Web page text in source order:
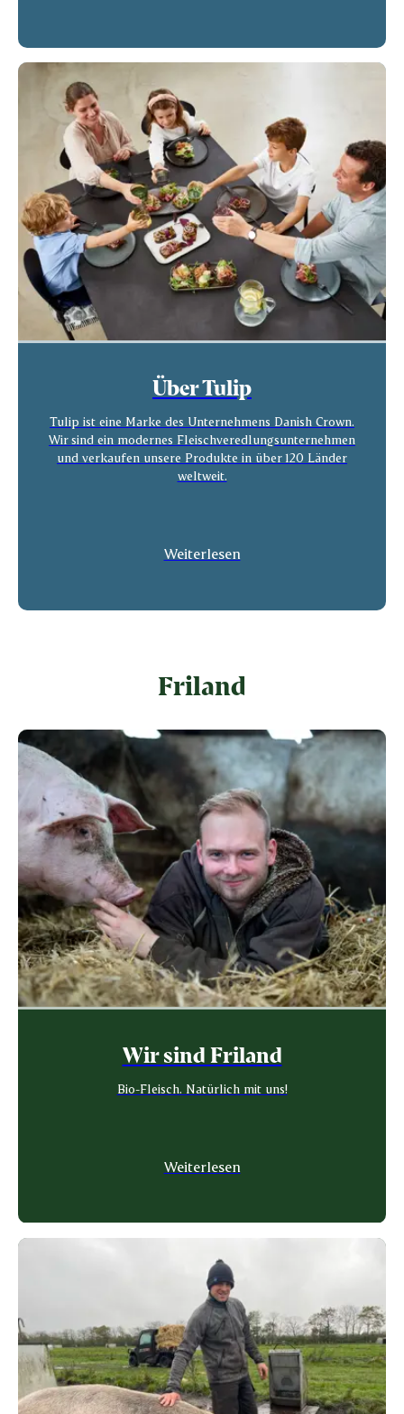
Über Tulip
Tulip ist eine Marke des Unternehmens Danish Crown.
Wir sind ein modernes Fleischveredlungsunternehmen
und verkaufen unsere Produkte in über 120 Länder
weltweit.
Weiterlesen
Friland
Wir sind Friland
Bio-Fleisch. Natürlich mit uns!
Weiterlesen